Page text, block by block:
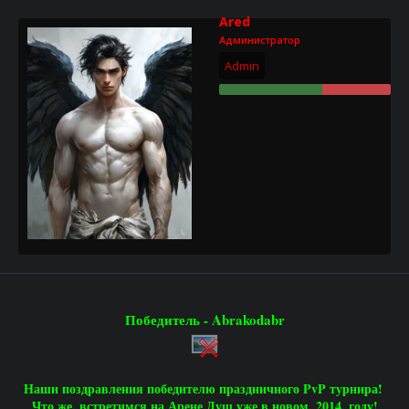
р
т
е
м
ы
н
а
ч
а
л
а
Ared
Администратор
Admin
Победитель - Abrakodabr
Наши поздравления победителю праздничного PvP турнира!